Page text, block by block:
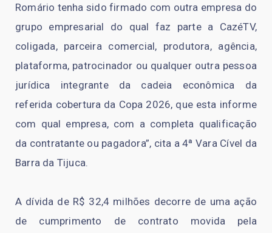
Romário tenha sido firmado com outra empresa do
grupo empresarial do qual faz parte a CazéTV,
coligada, parceira comercial, produtora, agência,
plataforma, patrocinador ou qualquer outra pessoa
jurídica integrante da cadeia econômica da
referida cobertura da Copa 2026, que esta informe
com qual empresa, com a completa qualificação
da contratante ou pagadora”, cita a 4ª Vara Cível da
Barra da Tijuca.
A dívida de R$ 32,4 milhões decorre de uma ação
de cumprimento de contrato movida pela